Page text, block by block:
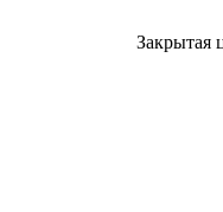
Закрытая